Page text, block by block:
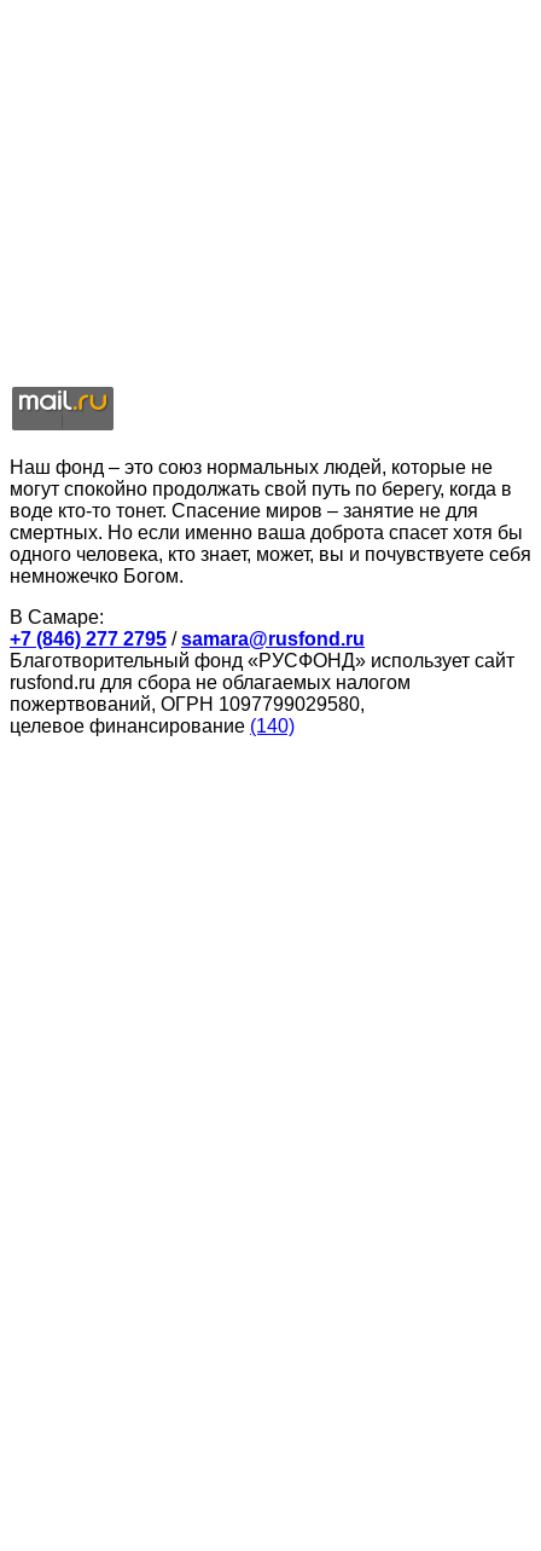
Наш фонд – это союз нормальных людей, которые не
могут спокойно продолжать свой путь по берегу, когда в
воде кто-то тонет. Спасение миров – занятие не для
смертных. Но если именно ваша доброта спасет хотя бы
одного человека, кто знает, может, вы и почувствуете себя
немножечко Богом.
В Самаре:
+7 (846) 277 2795 /samara@rusfond.ru
Благотворительный фонд «РУСФОНД» использует сайт
rusfond.ru для сбора не облагаемых налогом
пожертвований, ОГРН 1097799029580,
целевое финансирование (140)